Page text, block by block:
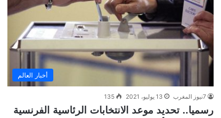
أخبار العالم
7نيوز المغرب 13 يوليو، 2021 135
رسميا.. تحديد موعد الانتخابات الرئاسية الفرنسية